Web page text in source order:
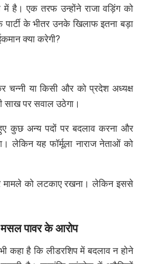
में है। एक तरफ उन्होंने राजा वड़िंग को
पार्टी के भीतर उनके खिलाफ इतना बड़ा
क्या करेगी?
चन्नी या किसी और को प्रदेश अध्यक्ष
साख पर सवाल उठेगा।
कुछ अन्य पदों पर बदलाव करना और
लेकिन यह फॉर्मूला नाराज नेताओं को
मामले को लटकाए रखना। लेकिन इससे
पावर के आरोप
कहा है कि लीडरशिप में बदलाव न होने